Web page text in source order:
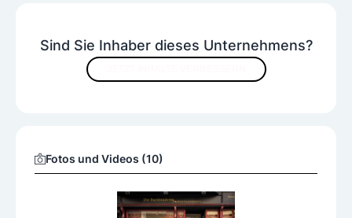
Sind Sie Inhaber dieses Unternehmens?
Fotos und Videos (10)